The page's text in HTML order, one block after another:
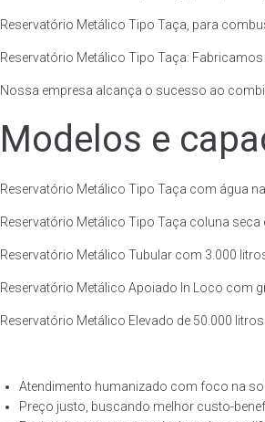
Reservatório Metálico Tipo Taça, para
Reservatório Metálico Tipo Taça:
Nossa empresa alcança o sucesso ao
Modelos e
Reservatório Metálico Tipo Taça com água
Reservatório Metálico Tipo Taça coluna
Reservatório Metálico Tubular com 3.000
Reservatório Metálico Apoiado In Loco com
Reservatório Metálico Elevado de 50.000
Atendimento humanizado com foco na
Preço justo, buscando melhor custo-